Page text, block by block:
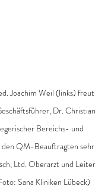
Joachim Weil (links) freut
Dr. Christian
Bereichs- und
den QM-Beauftragten sehr
Ltd. Oberarzt und Leiter
Sana Kliniken Lübeck)